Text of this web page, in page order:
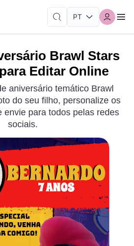
Brawl Stars
Editar Online
aniversário temático Brawl
do seu filho, personalize os
envie para todos pelas redes
sociais.